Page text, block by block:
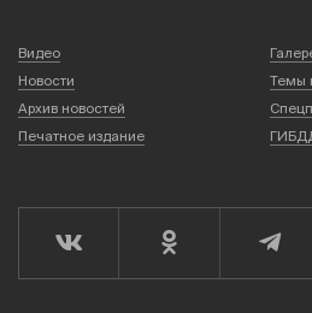
Видео
Новости
Темы
Архив новостей
Печатное издание